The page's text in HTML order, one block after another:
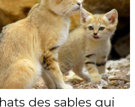
des sables qui